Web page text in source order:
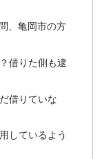
、亀岡市の方
借りた側も逮
借りていな
しているよう